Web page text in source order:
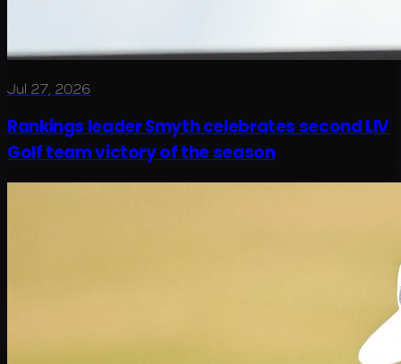
Jul 27, 2026
Rankings leader Smyth celebrates second LIV
Golf team victory of the season